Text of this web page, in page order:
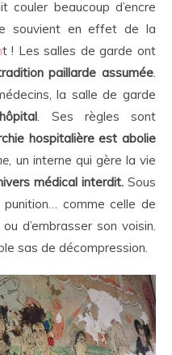
couler beaucoup d’encre
souvient en effet de la
t ! Les salles de garde ont
paillarde assumée
la salle de garde
. Ses règles sont
hospitalière est abolie
, un interne qui gère la vie
médical interdit.Sous
comme celle de
d’embrasser son voisin.
sas de décompression.